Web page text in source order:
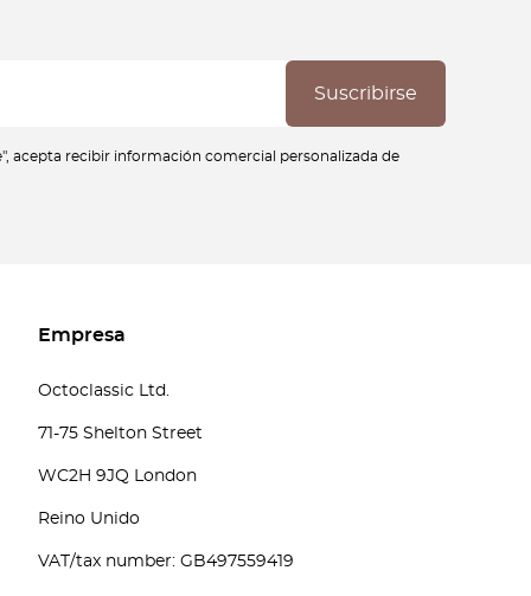
acepta recibir información comercial personalizada de
Empresa
Octoclassic Ltd.
71-75 Shelton Street
WC2H 9JQ London
Reino Unido
VAT/tax number: GB497559419